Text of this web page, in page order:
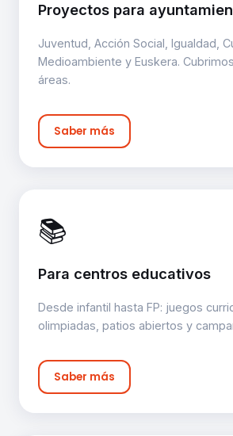
Proyectos para
Juventud, Acción Social, Igualdad,
Medioambiente y Euskera.
áreas.
Saber más
📚
Para centros educativos
Desde infantil hasta FP: juegos
olimpiadas, patios abiertos y
Saber más